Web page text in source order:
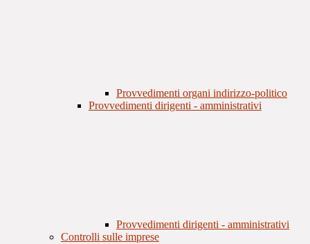
Provvedimenti organi indirizzo-politico
Provvedimenti dirigenti - amministrativi
Provvedimenti dirigenti - amministrativi
Controlli sulle imprese